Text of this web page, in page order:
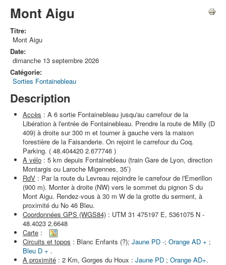
Mont Aigu
Titre:
Mont Aigu
Date:
dimanche 13 septembre 2026
Catégorie:
Sorties Fontainebleau
Description
Accès : A 6 sortie Fontainebleau jusqu'au carrefour de la
Libération à l'entrée de Fontainebleau. Prendre la route de Milly (D
409) à droite sur 300 m et tourner à gauche vers la maison
forestière de la Faisanderie. On rejoint le carrefour du Coq.
Parking. ( 48.404420 2.677746 )
A vélo : 5 km depuis Fontainebleau (train Gare de Lyon, direction
Montargis ou Laroche Migennes, 35’)
RdV : Par la route du Levreau rejoindre le carrefour de l'Emerillon
(900 m). Monter à droite (NW) vers le sommet du pignon S du
Mont Aigu. Rendez-vous à 30 m W de la grotte du serment, à
proximité du No 46 Bleu.
Coordonnées GPS (WGS84) : UTM 31 475197 E, 5361075 N -
48.4023 2.6648
Carte :
Circuits et topos : Blanc Enfants (?); Jaune PD -; Orange AD + ;
Bleu D + .
A proximité : 2 Km, Gorges du Houx : Jaune PD ; Orange AD+.